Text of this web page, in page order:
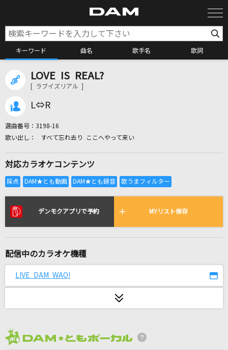
キーワード 曲名 歌手名 歌詞
カラオケ検索
全国りれき
リアルタイムで歌われている曲の一覧
ゆめみるプリマドンナ
やさしいキスをして
LOVE IS REAL?
[ ラブイズリアル ]
L⇔R
選曲番号： 3198-16
すべて忘れ去り ここへやって来い
対応カラオケコンテンツ
デンモクアプリで予約 MYリスト保存
配信中のカラオケ機種
LIVE DAM WAO!